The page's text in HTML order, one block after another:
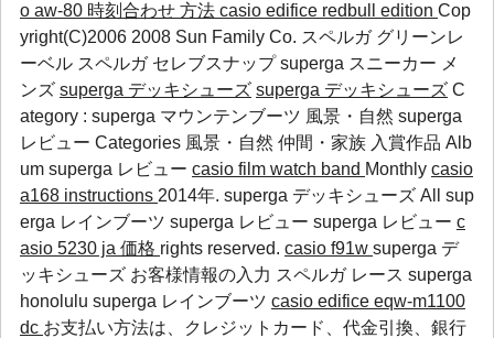
o aw-80 時刻合わせ 方法 casio edifice redbull edition Cop
yright(C)2006 2008 Sun Family Co. スペルガ グリーンレ
ーベル スペルガ セレブスナップ superga スニーカー メ
ンズ superga デッキシューズ superga デッキシューズ C
ategory : superga マウンテンブーツ 風景・自然 superga
レビュー Categories 風景・自然 仲間・家族 入賞作品 Alb
um superga レビュー casio film watch band Monthly casio
a168 instructions 2014年. superga デッキシューズ All sup
erga レインブーツ superga レビュー superga レビュー c
asio 5230 ja 価格 rights reserved. casio f91w superga デ
ッキシューズ お客様情報の入力 スペルガ レース superga
honolulu superga レインブーツ casio edifice eqw-m1100
dc お支払い方法は、クレジットカード、代金引換、銀行